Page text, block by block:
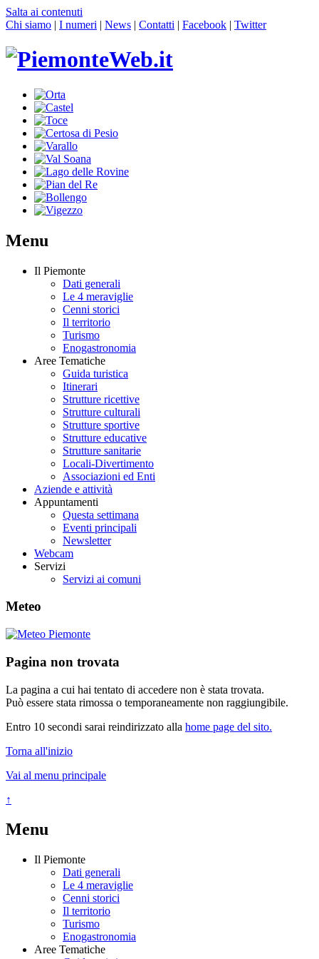
Salta ai contenuti
Chi siamo | I numeri | News | Contatti | Facebook | Twitter
Menu
Il Piemonte
Dati generali
Le 4 meraviglie
Cenni storici
Il territorio
Turismo
Enogastronomia
Aree Tematiche
Guida turistica
Itinerari
Strutture ricettive
Strutture culturali
Strutture sportive
Strutture educative
Strutture sanitarie
Locali-Divertimento
Associazioni ed Enti
Aziende e attività
Appuntamenti
Questa settimana
Eventi principali
Newsletter
Webcam
Servizi
Servizi ai comuni
Meteo
Pagina non trovata
La pagina a cui hai tentato di accedere non è stata trovata.
Può essere stata rimossa o temporaneamente non raggiungibile.
Entro 10 secondi sarai reindirizzato alla home page del sito.
Torna all'inizio
Vai al menu principale
↑
Menu
Il Piemonte
Dati generali
Le 4 meraviglie
Cenni storici
Il territorio
Turismo
Enogastronomia
Aree Tematiche